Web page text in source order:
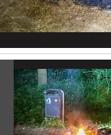
Vorige